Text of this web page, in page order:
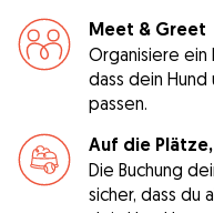
Meet & Greet
Organisiere ein
dass dein
passen.
Auf die
Die Buchung
sicher, dass du